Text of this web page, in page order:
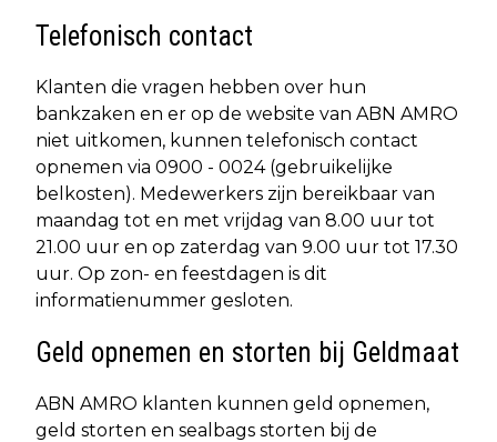
Telefonisch contact
Klanten die vragen hebben over hun
bankzaken en er op de website van ABN AMRO
niet uitkomen, kunnen telefonisch contact
opnemen via 0900 - 0024 (gebruikelijke
belkosten). Medewerkers zijn bereikbaar van
maandag tot en met vrijdag van 8.00 uur tot
21.00 uur en op zaterdag van 9.00 uur tot 17.30
uur. Op zon- en feestdagen is dit
informatienummer gesloten.
Geld opnemen en storten bij Geldmaat
ABN AMRO klanten kunnen geld opnemen,
geld storten en sealbags storten bij de